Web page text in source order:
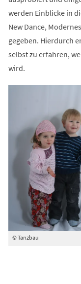
werden Einblicke in
New Dance,
gegeben. Hierdurch
selbst zu erfahren,
wird.
© Tanzbau